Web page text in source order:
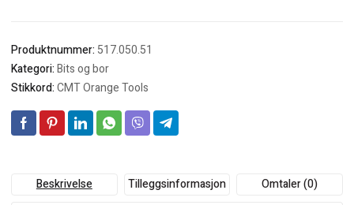
Produktnummer: 517.050.51
Kategori:Bits og bor
Stikkord:CMT Orange Tools
Beskrivelse Tilleggsinformasjon Omtaler (0)